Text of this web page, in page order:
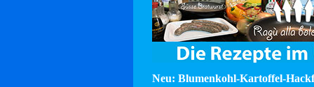
Neu: Blumenkohl-Kartoffel-